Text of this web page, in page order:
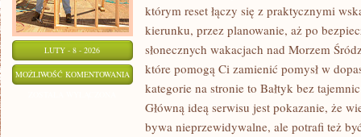
LUTY - 8 - 2026
MOŻLIWOŚĆ KOMENTOWANIA PLAŻOWE
AKTYWNOŚCI
którym reset łączy się z praktycznymi
kierunku, przez planowanie, aż po
słonecznych wakacjach nad Morzem
które pomogą Ci zamienić pomysł w
kategorie na stronie to Bałtyk bez
Główną ideą serwisu jest pokazanie, że
bywa nieprzewidywalne, ale potrafi też